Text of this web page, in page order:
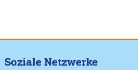
Soziale Netzwerke